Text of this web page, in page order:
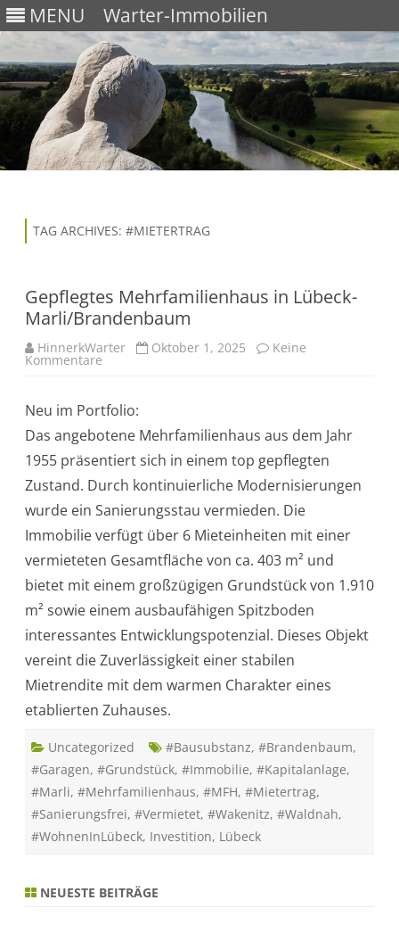
MENU Warter-Immobilien
TAG ARCHIVES: #MIETERTRAG
Gepflegtes Mehrfamilienhaus in Lübeck-
Marli/Brandenbaum
HinnerkWarter Oktober 1, 2025 Keine
Kommentare
p
l
g
e
M
h
f
m
l
e
h
u
i
ü
e
c
k
-
M
a
r
/
B
Neu im Portfolio:
Das angebotene Mehrfamilienhaus aus dem Jahr
1955 präsentiert sich in einem top gepflegten
Zustand. Durch kontinuierliche Modernisierungen
wurde ein Sanierungsstau vermieden. Die
Immobilie verfügt über 6 Mieteinheiten mit einer
vermieteten Gesamtfläche von ca. 403 m² und
bietet mit einem großzügigen Grundstück von 1.910
m² sowie einem ausbaufähigen Spitzboden
interessantes Entwicklungspotenzial. Dieses Objekt
vereint die Zuverlässigkeit einer stabilen
Mietrendite mit dem warmen Charakter eines
etablierten Zuhauses.
Uncategorized #Bausubstanz, #Brandenbaum,
#Garagen, #Grundstück, #Immobilie, #Kapitalanlage,
#Marli, #Mehrfamilienhaus, #MFH, #Mietertrag,
#Sanierungsfrei, #Vermietet, #Wakenitz, #Waldnah,
#WohnenInLübeck, Investition, Lübeck
NEUESTE BEITRÄGE